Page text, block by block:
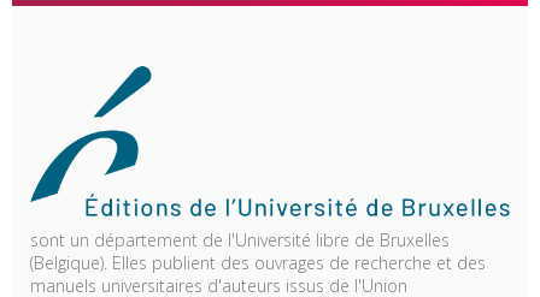
sont un département de l'Université libre de Bruxelles
(Belgique). Elles publient des ouvrages de recherche et des
manuels universitaires d'auteurs issus de l'Union